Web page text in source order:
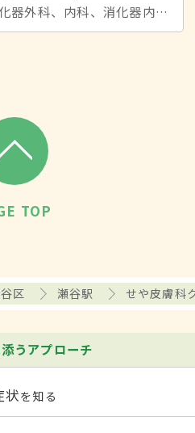
外科、消化器外科、内科、消化器内科、皮膚科
TOP
区 瀬谷駅 せや皮膚科
うアプローチ
状を知る